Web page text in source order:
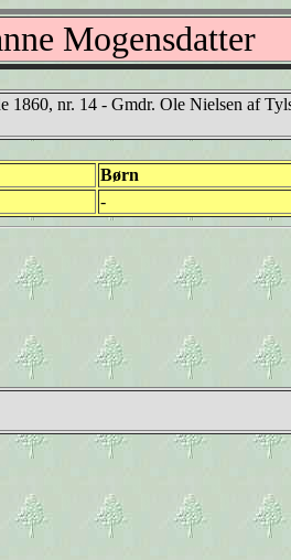
Mogensdatter
nr. 14 - Gmdr. Ole Nielsen af
Børn
-